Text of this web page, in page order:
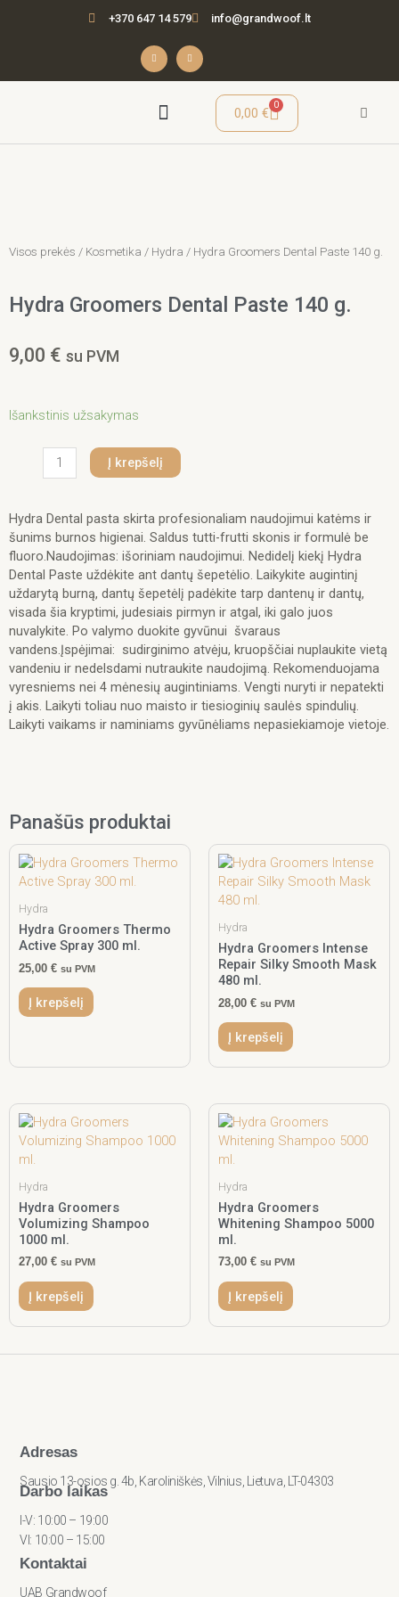
+370 647 14 579 info@grandwoof.lt
F
a
e
b
I
n
t
a
0,00€
0
Cart
Visos prekės / Kosmetika / Hydra / Hydra Groomers Dental Paste 140 g.
Hydra Groomers Dental Paste 140 g.
9,00 € su PVM
Išankstinis užsakymas
produkto
Groomers
140
g.
Į krepšelį
Hydra Dental pasta skirta profesionaliam naudojimui katėms ir
šunims burnos higienai. Saldus tutti-frutti skonis ir formulė be
fluoro.Naudojimas: išoriniam naudojimui. Nedidelį kiekį Hydra
Dental Paste uždėkite ant dantų šepetėlio. Laikykite augintinį
uždarytą burną, dantų šepetėlį padėkite tarp dantenų ir dantų,
visada šia kryptimi, judesiais pirmyn ir atgal, iki galo juos
nuvalykite. Po valymo duokite gyvūnui švaraus
vandens.Įspėjimai: sudirginimo atvėju, kruopščiai nuplaukite vietą
vandeniu ir nedelsdami nutraukite naudojimą. Rekomenduojama
vyresniems nei 4 mėnesių augintiniams. Vengti nuryti ir nepatekti
į akis. Laikyti toliau nuo maisto ir tiesioginių saulės spindulių.
Laikyti vaikams ir naminiams gyvūnėliams nepasiekiamoje vietoje.
Panašūs produktai
Hydra
Hydra Groomers Thermo
Active Spray 300 ml.
25,00 € su PVM
Į krepšelį
Hydra
Hydra Groomers Intense
Repair Silky Smooth Mask
480 ml.
28,00 € su PVM
Į krepšelį
Hydra
Hydra Groomers
Volumizing Shampoo
1000 ml.
27,00 € su PVM
Į krepšelį
Hydra
Hydra Groomers
Whitening Shampoo 5000
ml.
73,00 € su PVM
Į krepšelį
Adresas
Sausio 13-osios g. 4b, Karoliniškės, Vilnius, Lietuva, LT-04303
Darbo laikas
I-V: 10:00 – 19:00
VI: 10:00 – 15:00
Kontaktai
UAB Grandwoof